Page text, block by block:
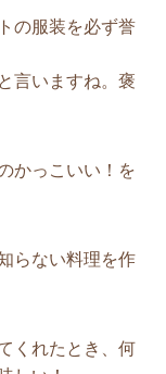
の服装を必ず誉
言いますね。褒
かっこいい！を
らない料理を作
くれたとき、何